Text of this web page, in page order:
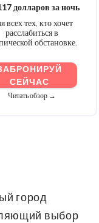
долларов за ночь
всех тех, кто хочет
расслабиться в
обстановке.
СЕЙЧАС
Читать обзор →
город
выбор